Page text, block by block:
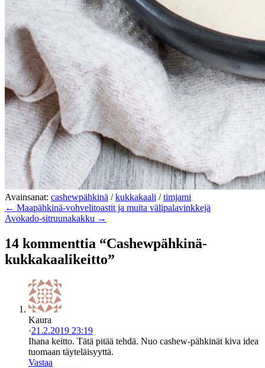
Avainsanat: cashewpähkinä /kukkakaali /timjami
← Maapähkinä-vohvelitoastit ja muita välipalavinkkejä
Avokado-sitruunakakku →
14 kommenttia “Cashewpähkinä-
kukkakaalikeitto”
Kaura
·21.2.2019 23:19
Ihana keitto. Tätä pitää tehdä. Nuo cashew-pähkinät kiva idea
tuomaan täyteläisyyttä.
Vastaa